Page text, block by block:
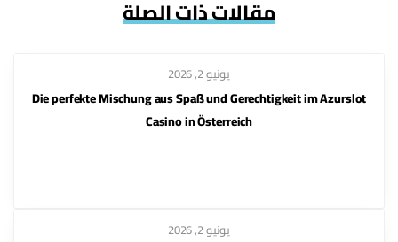
مقالات ذات الصلة
يونيو 2, 2026
Die perfekte Mischung aus Spaß und Gerechtigkeit im Azurslot
Casino in Österreich
يونيو 2, 2026